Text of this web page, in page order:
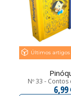
Últimos
Nº 33 - Contos
6,99